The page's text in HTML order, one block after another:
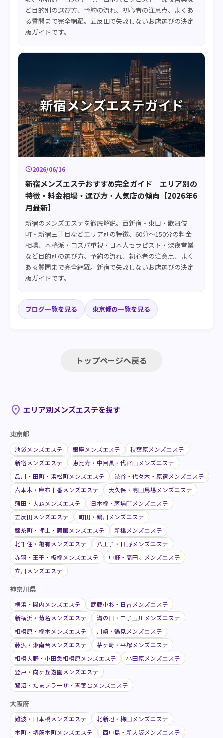
ど目的別の選び方、予約の流れ、初心者の注意点、よくあ
る質問まで完全網羅。五反田で失敗しないお店選びの決定
版ガイドです。
schedule2026/06/16
新宿メンズエステおすすめ完全ガイド｜エリア別の
特徴・料金相場・選び方・人気店の傾向【2026年6
月最新】
新宿のメンズエステを徹底解説。西新宿・東口・歌舞伎
町・新宿三丁目などエリア別の特徴、60分〜150分の料金
相場、本格派・コスパ重視・日本人セラピスト・深夜営業
など目的別の選び方、予約の流れ、初心者の注意点、よく
ある質問まで完全網羅。新宿で失敗しないお店選びの決定
版ガイドです。
ブログ一覧を見る 東京都の一覧を見る
トップページへ戻る
place エリア別メンズエステを探す
東京都
池袋メンズエステ 銀座メンズエステ
秋葉原メンズエステ
新宿メンズエステ
恵比寿・中目黒・代官山メンズエステ
品川・田町・浜松町メンズエステ
渋谷・代々木・原宿メンズエステ
六本木・麻布十番メンズエステ
大久保・高田馬場メンズエステ
蒲田・大森メンズエステ
日本橋・茅場町メンズエステ
五反田メンズエステ
町田・鶴川メンズエステ
錦糸町・押上・両国メンズエステ
新橋メンズエステ
北千住・亀有メンズエステ
八王子・日野メンズエステ
赤羽・王子・板橋メンズエステ
中野・高円寺メンズエステ
立川メンズエステ
神奈川県
横浜・関内メンズエステ
武蔵小杉・日吉メンズエステ
新横浜・菊名メンズエステ
溝の口・二子玉川メンズエステ
相模原・橋本メンズエステ
川崎・鶴見メンズエステ
藤沢・湘南台メンズエステ
茅ヶ崎・平塚メンズエステ
相模大野・小田急相模原メンズエステ
小田原メンズエステ
登戸・向ヶ丘遊園メンズエステ
鷺沼・たまプラーザ・青葉台メンズエステ
大阪府
難波・日本橋メンズエステ
北新地・梅田メンズエステ
本町・堺筋本町メンズエステ
西中島・新大阪メンズエステ